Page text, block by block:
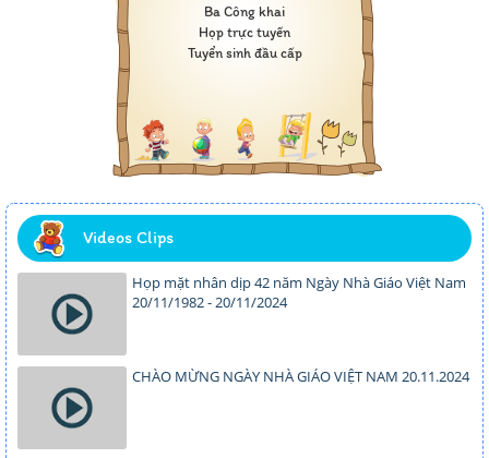
Ba Công khai
Họp trực tuyến
Tuyển sinh đầu cấp
Videos Clips
Họp mặt nhân dịp 42 năm Ngày Nhà Giáo Việt Nam
20/11/1982 - 20/11/2024
CHÀO MỪNG NGÀY NHÀ GIÁO VIỆT NAM 20.11.2024